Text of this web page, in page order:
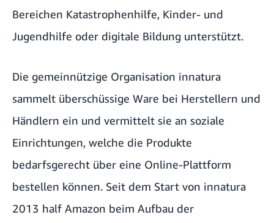
Bereichen Katastrophenhilfe, Kinder- und
Jugendhilfe oder digitale Bildung unterstützt.
Die gemeinnützige Organisation innatura
sammelt überschüssige Ware bei Herstellern und
Händlern ein und vermittelt sie an soziale
Einrichtungen, welche die Produkte
bedarfsgerecht über eine Online-Plattform
bestellen können. Seit dem Start von innatura
2013 half Amazon beim Aufbau der